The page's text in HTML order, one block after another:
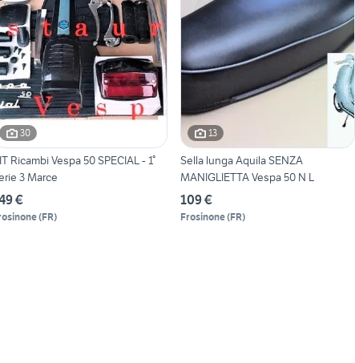
30
Ricambi Vespa 50 SPECIAL - 1°
3 Marce
€
(FR)
13
Sella lunga Aquila SENZA
MANIGLIETTA Vespa 50 N L
109 €
Frosinone(FR)